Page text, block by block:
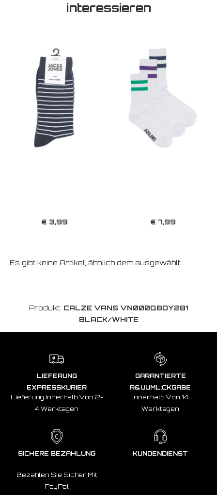
interessieren
€ 3,99 € 7,99
Es gibt keine Artikel, ähnlich dem ausgewählt
Produkt: CALZE VANS VN000QBDY281
BLACK/WHITE
LIEFERUNG
EXPRESSKURIER
Lieferung Innerhalb Von 2-
4 Werktagen
GARANTIERTE
R&UUML;CKGABE
Innerhalb Von 14
Werktagen
SICHERE BEZAHLUNG
Bezahlen Sie Sicher Mit
PayPal
KUNDENDIENST